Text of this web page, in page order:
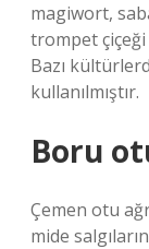
magiwort,
trompet
Bazı
kullanılmıştır.
Boru
Çemen otu
mide